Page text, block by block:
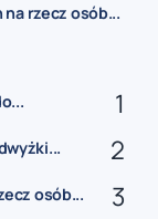
rzecz osób...
osób...